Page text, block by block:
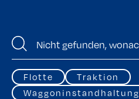
Flotte
Traktion
Waggoninstandhaltung